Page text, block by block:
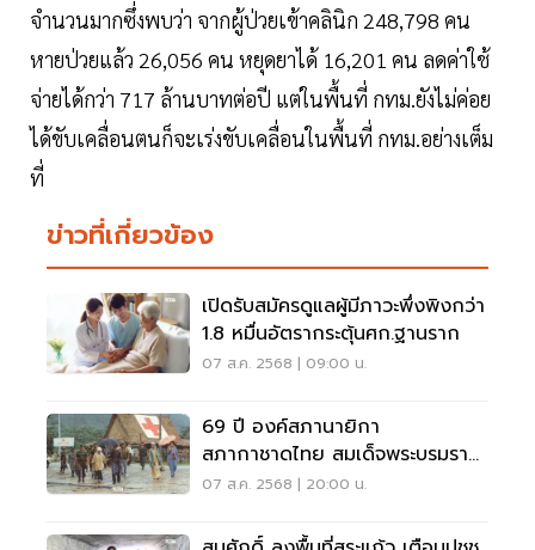
จำนวนมากซึ่งพบว่า จากผู้ป่วยเข้าคลินิก 248,798 คน
หายป่วยแล้ว 26,056 คน หยุดยาได้ 16,201 คน ลดค่าใช้
จ่ายได้กว่า 717 ล้านบาทต่อปี แต่ในพื้นที่ กทม.ยังไม่ค่อย
ได้ขับเคลื่อนตนก็จะเร่งขับเคลื่อนในพื้นที่ กทม.อย่างเต็ม
ที่
ข่าวที่เกี่ยวข้อง
เปิดรับสมัครดูแลผู้มีภาวะพึ่งพิงกว่า
1.8 หมื่นอัตรากระตุ้นศก.ฐานราก
07 ส.ค. 2568 | 09:00 น.
69 ปี องค์สภานายิกา
สภากาชาดไทย สมเด็จพระบรมราช
ชนนีพันปีหลวง
07 ส.ค. 2568 | 20:00 น.